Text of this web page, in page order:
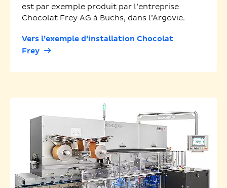
est par exemple produit par l’entreprise
Chocolat Frey AG à Buchs, dans l’Argovie.
Vers l’exemple d’installation Chocolat
Frey